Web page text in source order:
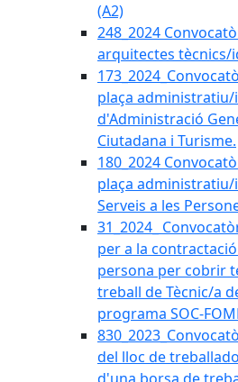
(A2)
248_2024
arquitectes tècnics/
plaça administratiu/
d'Administració
Ciutadana i Turisme.
180_2024
plaça administratiu/
Serveis a les
31_2024_
per a la
persona per cobrir
treball de Tècnic/a
programa SOC-
del lloc de